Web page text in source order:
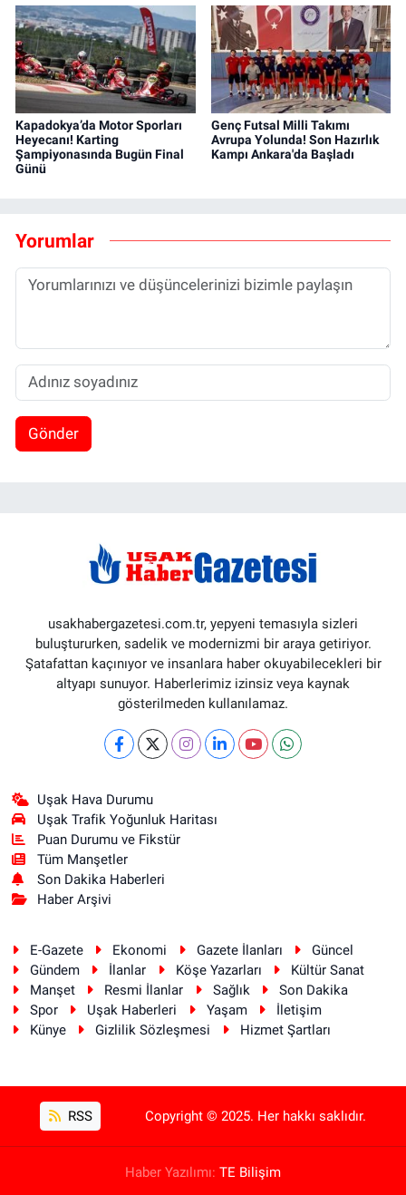
Kapadokya’da Motor Sporları
Heyecanı! Karting
Şampiyonasında Bugün Final
Günü
Genç Futsal Milli Takımı
Avrupa Yolunda! Son Hazırlık
Kampı Ankara'da Başladı
Yorumlar
Gönder
usakhabergazetesi.com.tr, yepyeni temasıyla sizleri
buluştururken, sadelik ve modernizmi bir araya getiriyor.
Şatafattan kaçınıyor ve insanlara haber okuyabilecekleri bir
altyapı sunuyor. Haberlerimiz izinsiz veya kaynak
gösterilmeden kullanılamaz.
Uşak Hava Durumu
Uşak Trafik Yoğunluk Haritası
Puan Durumu ve Fikstür
Tüm Manşetler
Son Dakika Haberleri
Haber Arşivi
E-Gazete Ekonomi Gazete İlanları
Güncel
Gündem
İlanlar Köşe Yazarları
Kültür Sanat
Manşet
Resmi İlanlar Sağlık
Son Dakika
Spor
Uşak Haberleri Yaşam
İletişim
Künye
Gizlilik Sözleşmesi Hizmet Şartları
RSS Copyright © 2025. Her hakkı saklıdır.
Haber Yazılımı: TE Bilişim